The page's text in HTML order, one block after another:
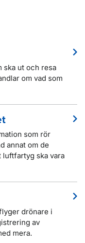
ska ut och resa
om vad som
som rör
annat om de
luftfartyg ska vara
drönare i
av
mera.